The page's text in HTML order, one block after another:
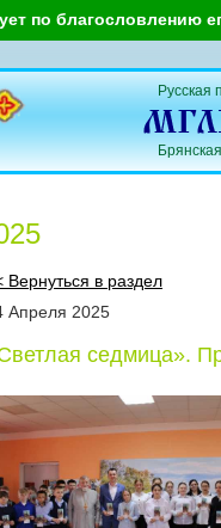
по благословлению
Русская
Вернуться в раздел
Апреля 2025
седмица».